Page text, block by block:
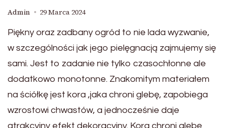
Admin 29 Marca 2024
Piękny oraz zadbany ogród to nie lada wyzwanie,
w szczególności jak jego pielęgnacją zajmujemy się
sami. Jest to zadanie nie tylko czasochłonne ale
dodatkowo monotonne. Znakomitym materiałem
na ściółkę jest kora ,jaka chroni glebę, zapobiega
wzrostowi chwastów, a jednocześnie daje
atrakcyjny efekt dekoracyjny. Kora chroni glebę